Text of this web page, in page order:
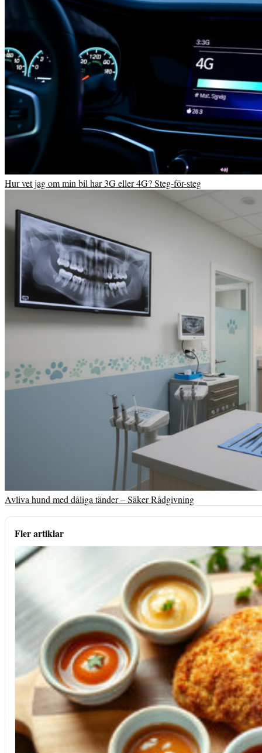
Hur vet jag om min bil har 3G eller 4G? Steg-för-steg
Avliva hund med dåliga tänder – Säker Rådgivning
Fler artiklar